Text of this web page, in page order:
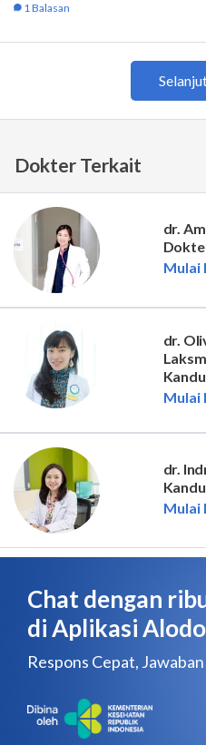
Dokter Terkait